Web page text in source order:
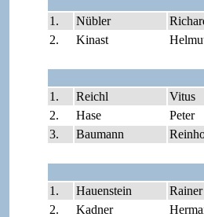
1. Nübler
2.
Kinast
1. Reichl
Vitus
2.
Hase
Peter
3.
Baumann
1. Hauenstein
Rainer
2.
Kadner